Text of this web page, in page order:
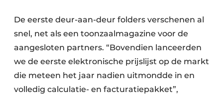
De eerste deur-aan-deur folders verschenen al
snel, net als een toonzaalmagazine voor de
aangesloten partners. “Bovendien lanceerden
we de eerste elektronische prijslijst op de markt
die meteen het jaar nadien uitmondde in en
volledig calculatie- en facturatie­pakket”,